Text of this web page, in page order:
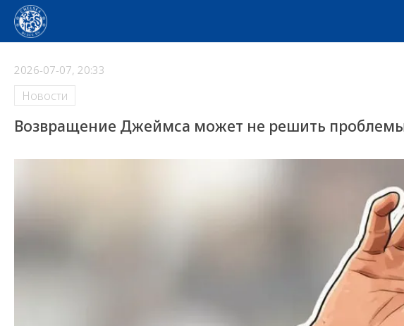
2026-07-07, 20:33
Новости
Возвращение Джеймса может не решить